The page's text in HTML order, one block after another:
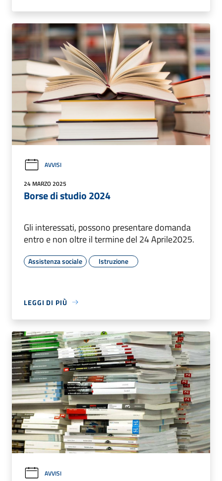
AVVISI
24 MARZO 2025
Borse di studio 2024
Gli interessati, possono presentare domanda
entro e non oltre il termine del 24 Aprile2025.
Assistenza sociale Istruzione
LEGGI DI PIÙ
AVVISI